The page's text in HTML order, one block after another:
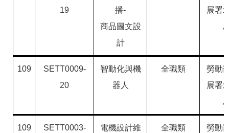
19
播-
商品圖文設
計
展署
109
SETT0009-
20
智動化與機
器人
全職類
勞動
展署
109
SETT0003-
電機設計維
全職類
勞動